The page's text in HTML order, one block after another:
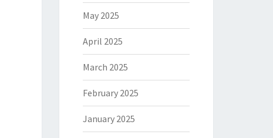
May 2025
April 2025
March 2025
February 2025
January 2025